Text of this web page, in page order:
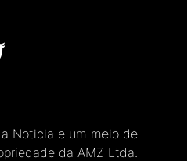
Noticia e um meio de
da AMZ Ltda.